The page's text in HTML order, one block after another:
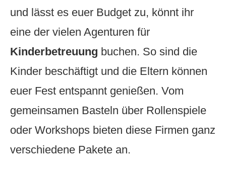
und lässt es euer Budget zu, könnt ihr
eine der vielen Agenturen für
Kinderbetreuung buchen. So sind die
Kinder beschäftigt und die Eltern können
euer Fest entspannt genießen. Vom
gemeinsamen Basteln über Rollenspiele
oder Workshops bieten diese Firmen ganz
verschiedene Pakete an.